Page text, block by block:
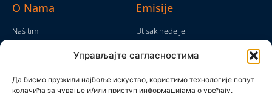
Управљајте сагласностима
Да бисмо пружили најбоље искуство, користимо технологије попут
колачића за чување и/или приступ информацијама о уређају.
O Nama
Naš tim
Politika privatnosti
Emisije
Utisak nedelje
Moram da kažem